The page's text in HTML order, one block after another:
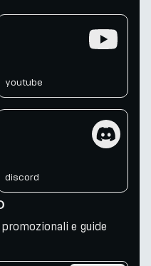
youtube
discord
e guide